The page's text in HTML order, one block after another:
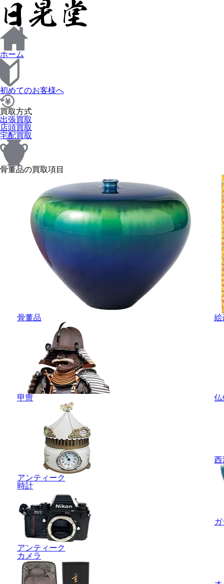
ホーム
初めてのお客様へ
買取方式
出張買取
店頭買取
宅配買取
骨董品の買取項目
骨董品
甲冑
アンティーク
時計
アンティーク
カメラ
絵
仏
西